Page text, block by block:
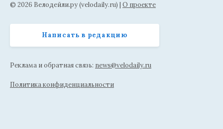
© 2026 Велодейли.ру (velodaily.ru) | О проекте
Написать в редакцию
Реклама и обратная связь: news@velodaily.ru
Политика конфиденциальности